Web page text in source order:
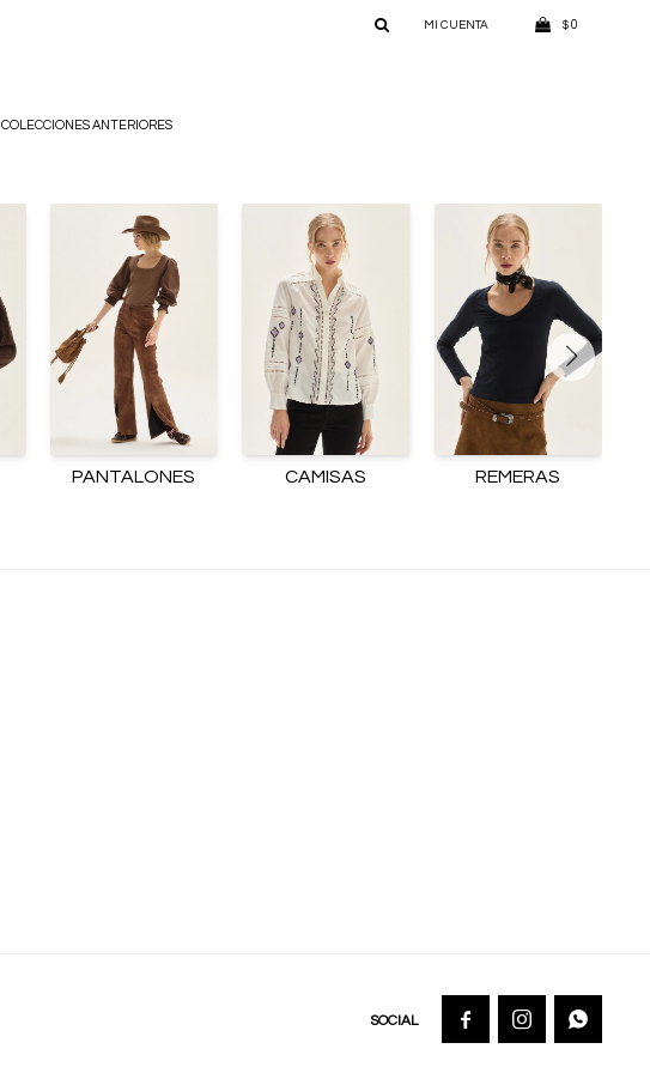
COLECCIONES ANTERIORES
$ 0
PANTALONES CAMISAS REMERAS
  